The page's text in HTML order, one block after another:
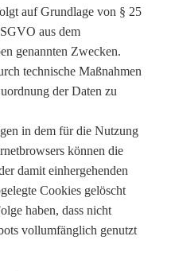
auf Grundlage von § 25
aus dem
genannten Zwecken.
technische Maßnahmen
der Daten zu
in dem für die Nutzung
können die
damit einhergehenden
Cookies gelöscht
haben, dass nicht
vollumfänglich genutzt